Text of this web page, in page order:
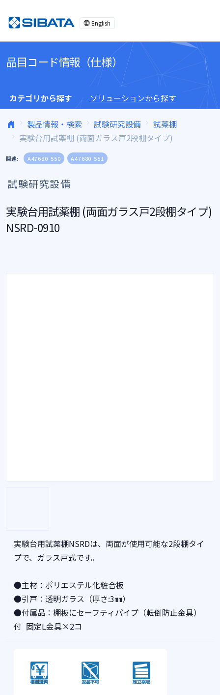
English
品目コード情報（仕様）
カテゴリから探す ソリューションから探す
製品情報・検索 試験研究設備
試薬棚
実験台用試薬棚 (両面ガラス戸2段棚タイプ)
関連: A47680-550 A47680-551
試験研究設備
実験台用試薬棚 (両面ガラス戸2段棚タイプ)
NSRD-0910
実験台用試薬棚NSRDは、両面が使用可能な2段棚タイ
プで、ガラス戸式です。
●主材：ポリエステル化粧合板
●引戸：透明ガラス（厚さ:3㎜）
●付属品：棚板にセーフティパイプ（転倒防止金具）
付 固定L金具×2コ